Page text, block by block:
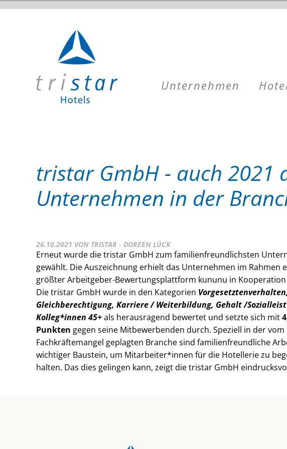
Unternehmen
tristar GmbH - auch 2021
Unternehmen in der
26.10.2021 VON TRISTAR - DOREEN LÜCK
Erneut wurde die tristar GmbH zum familienfreundlichsten
gewählt. Die Auszeichnung erhielt das Unternehmen im Rahmen
größter Arbeitgeber-Bewertungsplattform kununu in
Die tristar GmbH wurde in den Kategorien
Gleichberechtigung, Karriere / Weiterbildung, Gehalt /
Kolleg*innen 45+als herausragend bewertet und setzte sich mit
Punkten gegen seine Mitbewerbenden durch. Speziell in der
Fachkräftemangel geplagten Branche sind familienfreundliche
wichtiger Baustein, um Mitarbeiter*innen für die Hotellerie zu
halten. Das dies gelingen kann, zeigt die tristar GmbH
Kontakt
Kontakt Deutschland
Kontakt Österreich
Kontakt Schweiz